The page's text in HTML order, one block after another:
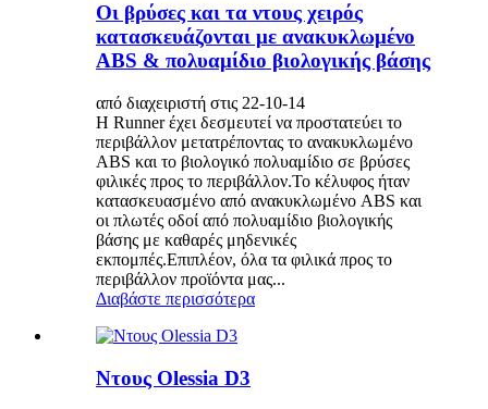
Οι βρύσες και τα ντους χειρός
κατασκευάζονται με ανακυκλωμένο
ABS & πολυαμίδιο βιολογικής βάσης
από διαχειριστή στις 22-10-14
Η Runner έχει δεσμευτεί να προστατεύει το
περιβάλλον μετατρέποντας το ανακυκλωμένο
ABS και το βιολογικό πολυαμίδιο σε βρύσες
φιλικές προς το περιβάλλον.Το κέλυφος ήταν
κατασκευασμένο από ανακυκλωμένο ABS και
οι πλωτές οδοί από πολυαμίδιο βιολογικής
βάσης με καθαρές μηδενικές
εκπομπές.Επιπλέον, όλα τα φιλικά προς το
περιβάλλον προϊόντα μας...
Διαβάστε περισσότερα
Ντους Olessia D3